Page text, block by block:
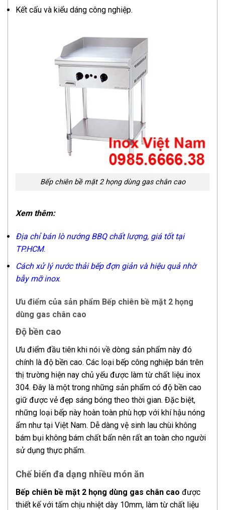
Kết cấu và kiểu dáng công nghiệp.
Bếp chiên bề mặt 2 họng dùng gas chân cao
Xem thêm:
Địa chỉ bán lò nướng BBQ chất lượng, giá tốt tại
TP.HCM.
Cách xử lý nước thải bếp đợn giản và hiệu quả nhờ
bẫy mỡ inox.
Ưu điểm của sản phẩm Bếp chiên bề mặt 2 họng
dùng gas chân cao
Độ bền cao
Ưu điểm đầu tiên khi nói về dòng sản phẩm này đó
chính là độ bền cao. Các loại bếp công nghiệp bán trên
thị trường hiện nay chủ yếu được làm từ chất liệu inox
304. Đây là một trong những sản phẩm có độ bền cao
giữ được vẻ đẹp sáng bóng theo thời gian. Đặc biệt,
những loại bếp này hoàn toàn phù hợp với khí hậu nóng
ẩm như tại Việt Nam. Dễ dàng vệ sinh lau chùi không
bám bụi không bám chất bẩn nên rất an toàn cho người
sử dụng thực phẩm.
Chế biến đa dạng nhiều món ăn
Bếp chiên bề mặt 2 họng dùng gas chân cao được
thiết kế với tấm chịu nhiệt dày 10mm, làm từ chất liệu